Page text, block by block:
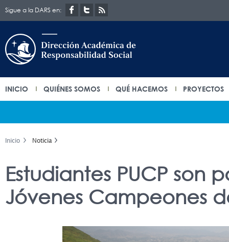
Sigue a la DARS en:
INICIO QUIÉNES SOMOS QUÉ HACEMOS PROYECTOS
Inicio Noticia
Estudiantes PUCP son
Jóvenes Campeones